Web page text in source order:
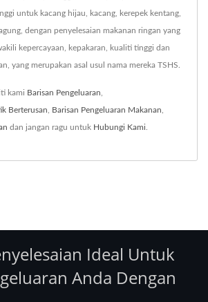
untuk kacang hijau, kacang, kerepek kentang,
dengan penyelesaian makanan ringan yang
kepercayaan, kepakaran, kualiti tinggi dan
yang merupakan asal usul nama mereka TSHS.
kami Barisan Pengeluaran
Berterusan Barisan Pengeluaran Makanan
dan jangan ragu untuk Hubungi Kami
Ideal Untuk
Anda Dengan